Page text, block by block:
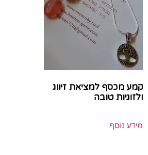
קמע מכסף למציאת זיווג
ולזוגיות טובה
מידע נוסף